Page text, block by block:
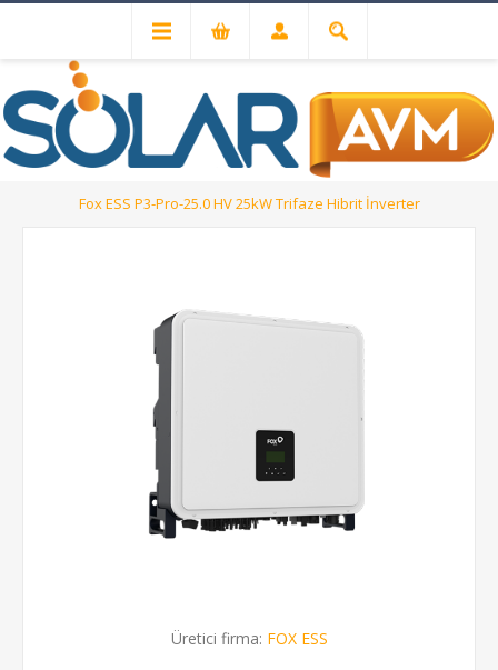
Solar Inverterler
Hibrit İnverterler
Fox ESS P3-Pro-25.0 HV 25kW Trifaze Hibrit İnverter
Üretici firma: FOX ESS